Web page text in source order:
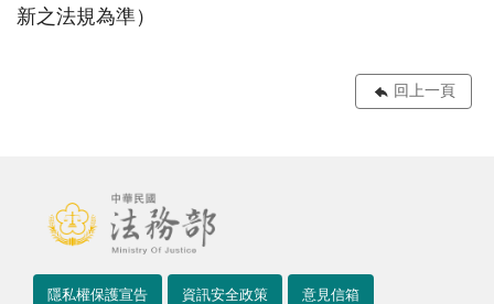
新之法規為準）
回上一頁
隱私權保護宣告 資訊安全政策 意見信箱